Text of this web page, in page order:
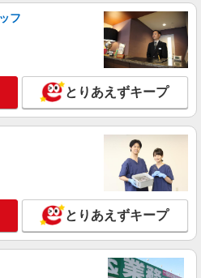
フ
とりあえずキープ
とりあえずキープ